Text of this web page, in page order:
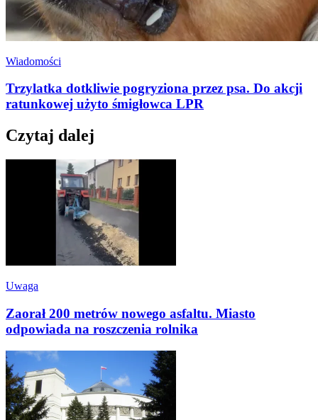
Wiadomości
Trzylatka dotkliwie pogryziona przez psa. Do akcji
ratunkowej użyto śmigłowca LPR
Czytaj dalej
Uwaga
Zaorał 200 metrów nowego asfaltu. Miasto
odpowiada na roszczenia rolnika